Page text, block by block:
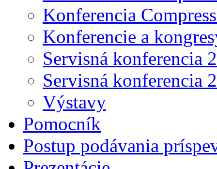
Konferencia
Konferencie a
Servisná konferencia
Servisná konferencia
Výstavy
Pomocník
Postup podávania